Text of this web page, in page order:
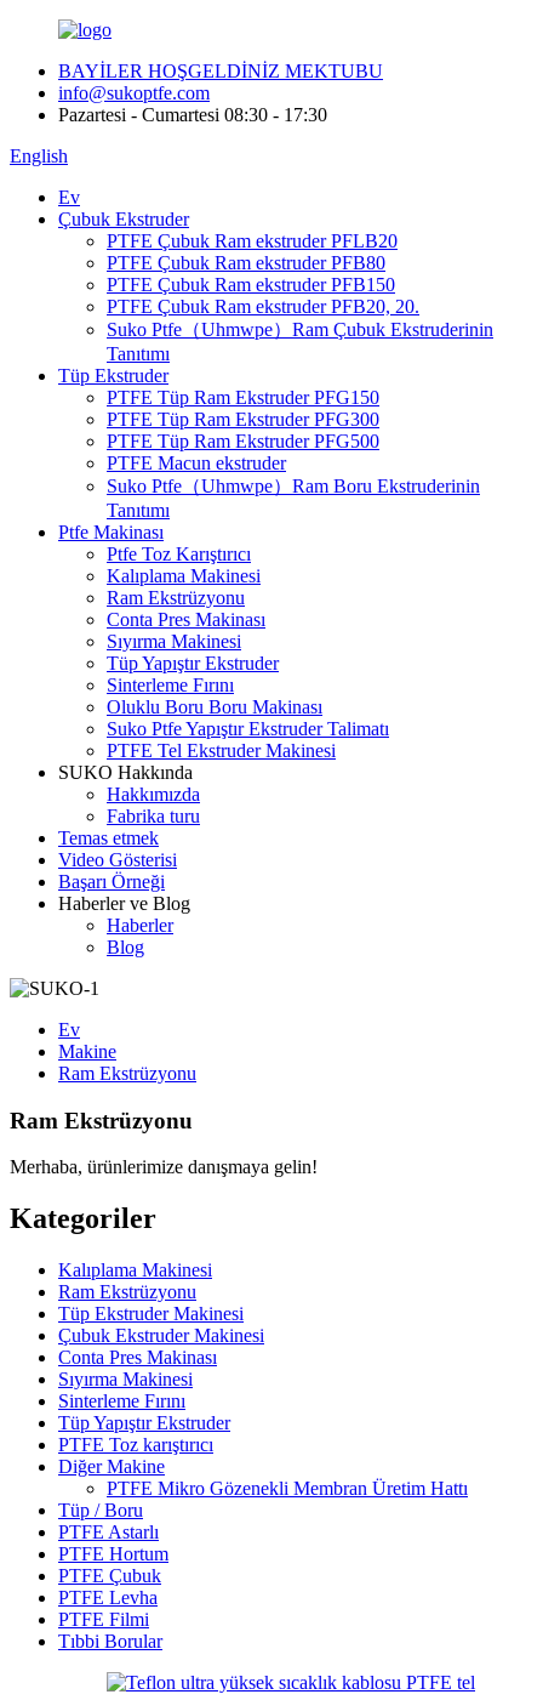
BAYİLER HOŞGELDİNİZ MEKTUBU
info@sukoptfe.com
Pazartesi - Cumartesi 08:30 - 17:30
English
Ev
Çubuk Ekstruder
PTFE Çubuk Ram ekstruder PFLB20
PTFE Çubuk Ram ekstruder PFB80
PTFE Çubuk Ram ekstruder PFB150
PTFE Çubuk Ram ekstruder PFB20, 20.
Suko Ptfe（Uhmwpe）Ram Çubuk Ekstruderinin
Tanıtımı
Tüp Ekstruder
PTFE Tüp Ram Ekstruder PFG150
PTFE Tüp Ram Ekstruder PFG300
PTFE Tüp Ram Ekstruder PFG500
PTFE Macun ekstruder
Suko Ptfe（Uhmwpe）Ram Boru Ekstruderinin
Tanıtımı
Ptfe Makinası
Ptfe Toz Karıştırıcı
Kalıplama Makinesi
Ram Ekstrüzyonu
Conta Pres Makinası
Sıyırma Makinesi
Tüp Yapıştır Ekstruder
Sinterleme Fırını
Oluklu Boru Boru Makinası
Suko Ptfe Yapıştır Ekstruder Talimatı
PTFE Tel Ekstruder Makinesi
SUKO Hakkında
Hakkımızda
Fabrika turu
Temas etmek
Video Gösterisi
Başarı Örneği
Haberler ve Blog
Haberler
Blog
Ev
Makine
Ram Ekstrüzyonu
Ram Ekstrüzyonu
Merhaba, ürünlerimize danışmaya gelin!
Kategoriler
Kalıplama Makinesi
Ram Ekstrüzyonu
Tüp Ekstruder Makinesi
Çubuk Ekstruder Makinesi
Conta Pres Makinası
Sıyırma Makinesi
Sinterleme Fırını
Tüp Yapıştır Ekstruder
PTFE Toz karıştırıcı
Diğer Makine
PTFE Mikro Gözenekli Membran Üretim Hattı
Tüp / Boru
PTFE Astarlı
PTFE Hortum
PTFE Çubuk
PTFE Levha
PTFE Filmi
Tıbbi Borular